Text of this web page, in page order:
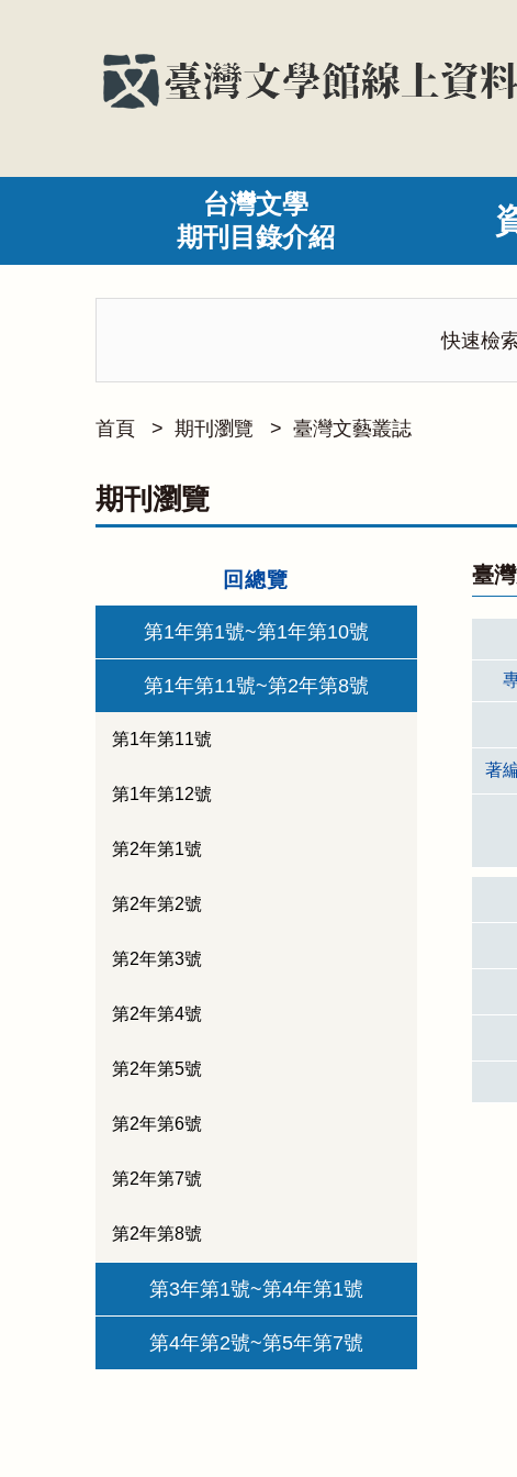
台灣文學
期刊目錄介紹
快速檢
首頁 > 期刊瀏覽 > 臺灣文藝叢誌
期刊瀏覽
回總覽
第1年第1號~第1年第10號
第1年第11號~第2年第8號
第1年第11號
第1年第12號
第2年第1號
第2年第2號
第2年第3號
第2年第4號
第2年第5號
第2年第6號
第2年第7號
第2年第8號
第3年第1號~第4年第1號
第4年第2號~第5年第7號
臺
著